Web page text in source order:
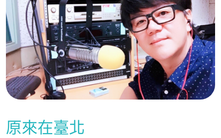
原來在臺北